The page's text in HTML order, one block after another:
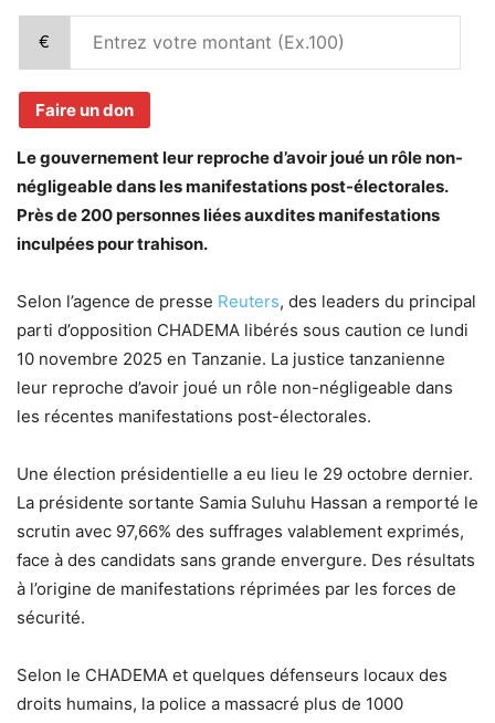
€
Faire un don
Le gouvernement leur reproche d’avoir joué un rôle non-
négligeable dans les manifestations post-électorales.
Près de 200 personnes liées auxdites manifestations
inculpées pour trahison.
Selon l’agence de presse Reuters, des leaders du principal
parti d’opposition CHADEMA libérés sous caution ce lundi
10 novembre 2025 en Tanzanie. La justice tanzanienne
leur reproche d’avoir joué un rôle non-négligeable dans
les récentes manifestations post-électorales.
Une élection présidentielle a eu lieu le 29 octobre dernier.
La présidente sortante Samia Suluhu Hassan a remporté le
scrutin avec 97,66% des suffrages valablement exprimés,
face à des candidats sans grande envergure. Des résultats
à l’origine de manifestations réprimées par les forces de
sécurité.
Selon le CHADEMA et quelques défenseurs locaux des
droits humains, la police a massacré plus de 1000